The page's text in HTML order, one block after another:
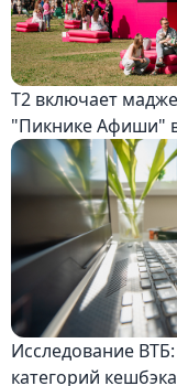
Т2 включает
"Пикнике Афиши"
Исследование
категорий